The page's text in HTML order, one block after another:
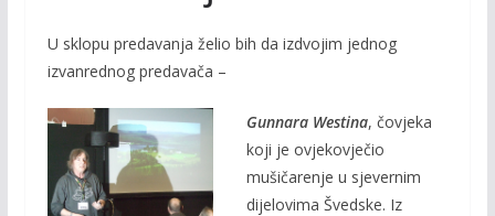
U sklopu predavanja želio bih da izdvojim jednog
izvanrednog predavača –
Gunnara Westina, čovjeka
koji je ovjekovječio
mušičarenje u sjevernim
dijelovima Švedske. Iz